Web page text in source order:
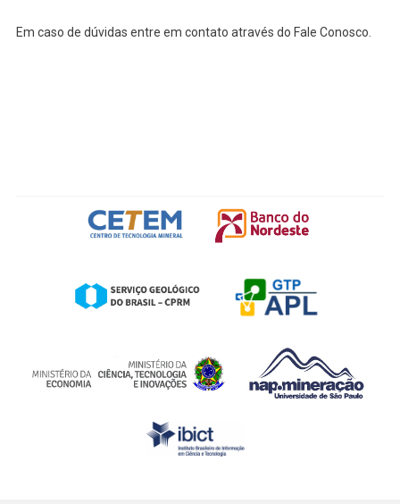
Em caso de dúvidas entre em contato através do Fale Conosco.